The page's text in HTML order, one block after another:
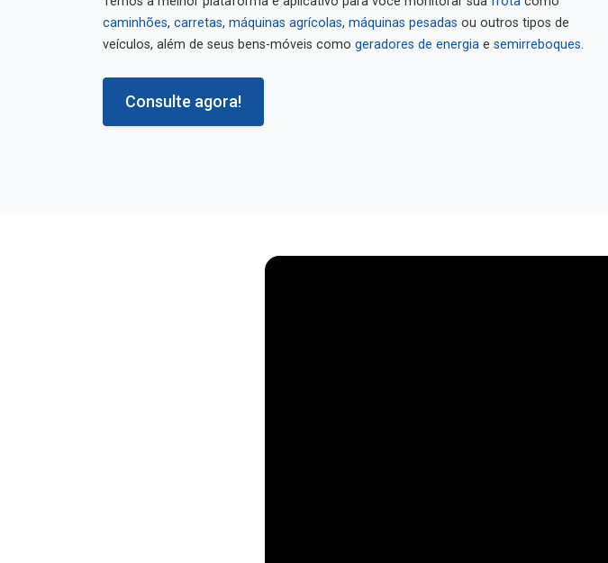
caminhões
máquinas agrícolas máquinas pesadas
ou outros tipos de
veículos, além de seus bens-móveis como
geradores de energia semirreboques
Consulte agora!